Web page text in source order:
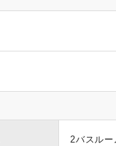
2バスルー